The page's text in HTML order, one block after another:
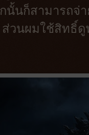
นั้นก็สามารถจ่
ส่วนผมใช้สิทธิ์